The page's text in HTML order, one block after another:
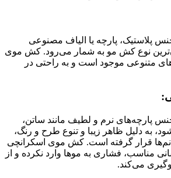
پلاستیک، پارچه یا الیاف مصنوعی
نوع کش مو به شمار می‌رود. کش موی
متنوعی موجود است و به راحتی در
پارچه‌های نرم و لطیف مانند ساتن،
به دلیل ظاهر زیبا و تنوع طرح و رنگ،
قرار گرفته است. کش موی اسکرانچی
مناسب، فشاری به موها وارد نکرده و از
می‌کند.